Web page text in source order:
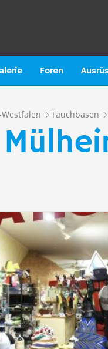
Foren
Tauchbasen